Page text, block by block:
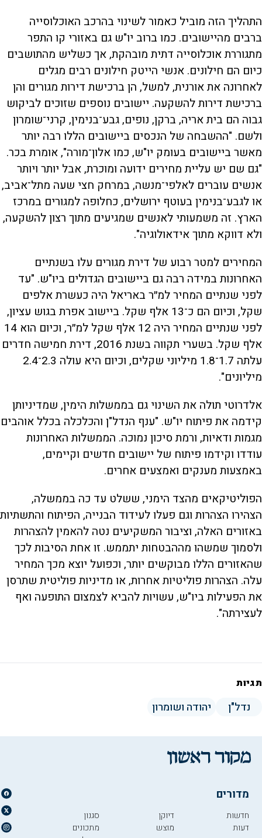
התהליך הזה מוביל כאמור לשינוי בהרכב האוכלוסייה
ברבים מהיישובים. כמו ברוב יו"ש גם באזורי קו התפר
מתגוררת אוכלוסייה דתית מובהקת, אך כשליש מהתושבים
כיום הם חילונים. אנשי הייטק חילונים רבים מגלים
לאחרונה את אורנית, למשל, הן ברכישת דירות מגורים והן
ברכישת דירות להשקעה. יישובים נוספים שזוכים לביקוש
גבוה הם בית אריה, ברקן, נופים, גבע־בנימין, קרני־שומרון
ולשם. "ההשבחה של הנכסים ביישובים הללו רבה יותר
מאשר ביישובים בעומק יו"ש, כמו אלון־מורה", אומרת בכר.
"גם שם יש עליית מחירים ידועה ומוכרת, אבל יותר ויותר
אנשים עוברים לאלפי־מנשה, במרחק חצי שעה מתל־אביב,
או לגבע־בנימין בעוטף ירושלים, כחלופה למגורים במרכז
הארץ. זה משמעותי לאנשים שמגיעים מתוך רצון להשקעה,
ולא דווקא מתוך אידאולוגיה".
המחירים למטר רבוע של דירת מגורים עלו בשנתיים
האחרונות במידה רבה גם ביישובים הגדולים ביו"ש. "עד
לפני שנתיים המחיר למ״ר באריאל היה כעשרת אלפים
שקל, וכיום הם כ־13 אלף שקל. ביישוב אפרת בגוש עציון,
לפני שנתיים המחיר היה 12 אלף שקל למ״ר, וכיום הוא 14
אלף שקל. בשערי תקווה בשנת 2016, דירת חמישה חדרים
עלתה 1.7־1.8 מיליוני שקלים, וכיום היא עולה 2.3־2.4
מיליונים".
אלדרוטי תולה את השינוי גם בממשלות הימין, שמדיניותן
קידמה את פיתוח יו"ש. "ענף הנדל"ן והכלכלה בכלל אוהבים
מגמות ודאיות, ורמת סיכון נמוכה. הממשלות האחרונות
עודדו וקידמו פיתוח של יישובים חדשים וקיימים,
באמצעות מענקים ואמצעים אחרים.
הפוליטיקאים מהצד הימני, ששלט עד כה בממשלה,
הצהירו הצהרות וגם פעלו לעידוד הבנייה, הפיתוח והתשתיות
באזורים האלה, וציבור המשקיעים נטה להאמין להצהרות
ולסמוך שמשהו מההבטחות יתממש. זו אחת הסיבות לכך
שהאזורים הללו מבוקשים יותר, וכפועל יוצא מכך המחיר
עלה. הצהרות פוליטיות אחרות, או מדיניות פוליטית שתרסן
את הפעילות ביו"ש, עשויות להביא לצמצום התופעה ואף
לעצירתה".
תגיות
נדל"ן יהודה ושומרון
מדורים
חדשות
דעות
דיוקן
מוצש
סגנון
מתכונים